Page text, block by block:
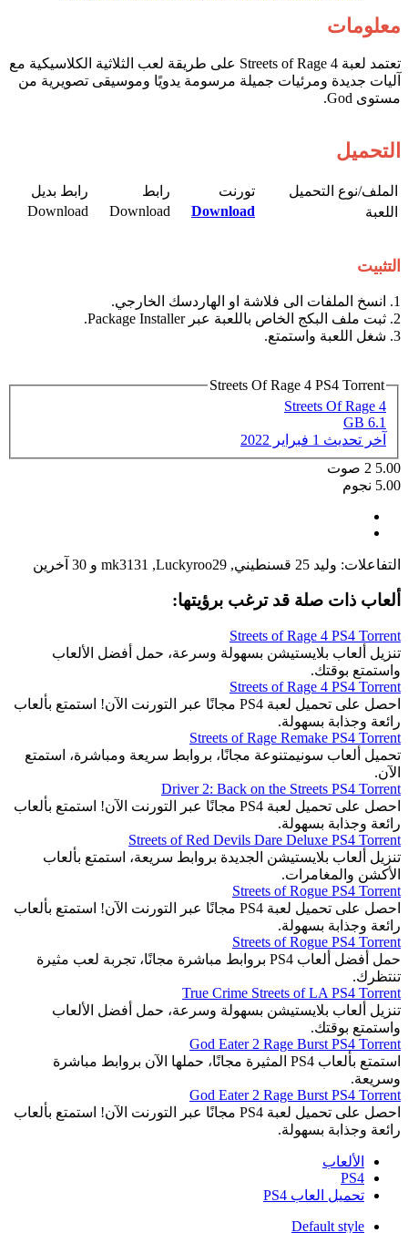
معلومات
تعتمد لعبة Streets of Rage 4 على طريقة لعب الثلاثية الكلاسيكية مع
آليات جديدة ومرئيات جميلة مرسومة يدويًا وموسيقى تصويرية من
مستوى God.
التحميل
الملف/نوع التحميل​ تورنت​ رابط​
رابط بديل​
اللعبة​
Download
Download​
Download​
التثبيت
1. انسخ الملفات الى فلاشة او الهاردسك الخارجي.
2. ثبت ملف البكج الخاص باللعبة عبر Package Installer.
3. شغل اللعبة واستمتع.
Streets Of Rage 4 PS4 Torrent
Streets Of Rage 4
6.1 GB
آخر تحديث 1 فبراير 2022
5.00
2 صوت
5.00 نجوم
التفاعلات: وليد 25 قسنطيني ,
Luckyroo29
,
mk3131 و 30 آخرين
ألعاب ذات صلة قد ترغب برؤيتها:
Streets of Rage 4 PS4 Torrent
تنزيل ألعاب بلايستيشن بسهولة وسرعة، حمل أفضل الألعاب
واستمتع بوقتك.
Streets of Rage 4 PS4 Torrent
احصل على تحميل لعبة PS4 مجانًا عبر التورنت الآن! استمتع بألعاب
رائعة وجذابة بسهولة.
Streets of Rage Remake PS4 Torrent
تحميل ألعاب سونيمتنوعة مجانًا، بروابط سريعة ومباشرة، استمتع
الآن.
Driver 2: Back on the Streets PS4 Torrent
احصل على تحميل لعبة PS4 مجانًا عبر التورنت الآن! استمتع بألعاب
رائعة وجذابة بسهولة.
Streets of Red Devils Dare Deluxe PS4 Torrent
تنزيل ألعاب بلايستيشن الجديدة بروابط سريعة، استمتع بألعاب
الأكشن والمغامرات.
Streets of Rogue PS4 Torrent
احصل على تحميل لعبة PS4 مجانًا عبر التورنت الآن! استمتع بألعاب
رائعة وجذابة بسهولة.
Streets of Rogue PS4 Torrent
حمل أفضل ألعاب PS4 بروابط مباشرة مجانًا، تجربة لعب مثيرة
تنتظرك.
True Crime Streets of LA PS4 Torrent
تنزيل ألعاب بلايستيشن بسهولة وسرعة، حمل أفضل الألعاب
واستمتع بوقتك.
God Eater 2 Rage Burst PS4 Torrent
استمتع بألعاب PS4 المثيرة مجانًا، حملها الآن بروابط مباشرة
وسريعة.
God Eater 2 Rage Burst PS4 Torrent
احصل على تحميل لعبة PS4 مجانًا عبر التورنت الآن! استمتع بألعاب
رائعة وجذابة بسهولة.
الألعاب
PS4
تحميل العاب PS4
Default style